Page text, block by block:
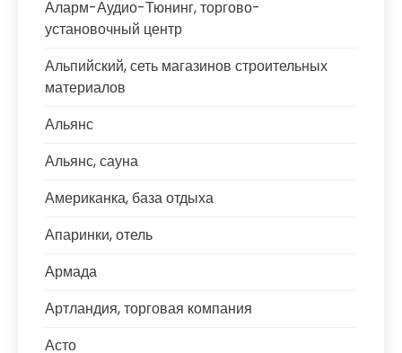
Аларм-Аудио-Тюнинг, торгово-
установочный центр
Альпийский, сеть магазинов строительных
материалов
Альянс
Альянс, сауна
Американка, база отдыха
Апаринки, отель
Армада
Артландия, торговая компания
Асто